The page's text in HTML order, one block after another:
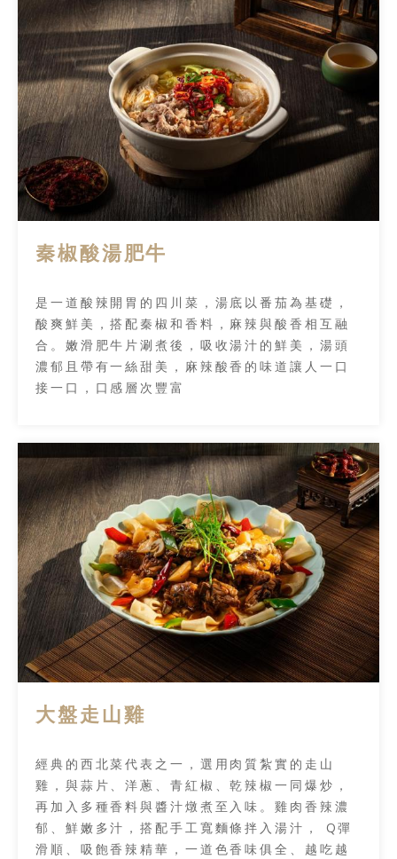
秦椒酸湯肥牛
是一道酸辣開胃的四川菜，湯底以番茄為基礎，
酸爽鮮美，搭配秦椒和香料，麻辣與酸香相互融
合。嫩滑肥牛片涮煮後，吸收湯汁的鮮美，湯頭
濃郁且帶有一絲甜美，麻辣酸香的味道讓人一口
接一口，口感層次豐富
大盤走山雞
經典的西北菜代表之一，選用肉質紮實的走山
雞，與蒜片、洋蔥、青紅椒、乾辣椒一同爆炒，
再加入多種香料與醬汁燉煮至入味。雞肉香辣濃
郁、鮮嫩多汁，搭配手工寬麵條拌入湯汁， Q彈
滑順、吸飽香辣精華，一道色香味俱全、越吃越